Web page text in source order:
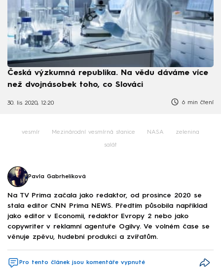
Česká výzkumná republika. Na vědu dáváme více
než dvojnásobek toho, co Slováci
30. lis 2020, 12:20 6 min čtení
vesmír Mezinárodní vesmírná stanice NASA zelenina
salát
Pavla Gabrhelíková
Na TV Prima začala jako redaktor, od prosince 2020 se
stala editor CNN Prima NEWS. Předtím působila například
jako editor v Economii, redaktor Evropy 2 nebo jako
copywriter v reklamní agentuře Ogilvy. Ve volném čase se
věnuje zpěvu, hudební produkci a zvířatům.
Pro tento článek jsou komentáře vypnuté